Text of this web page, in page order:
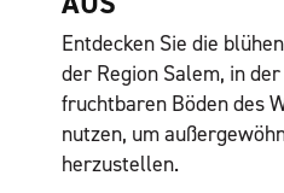
Entdecken Sie die
der Region Salem, in
fruchtbaren Böden des
nutzen, um
herzustellen.